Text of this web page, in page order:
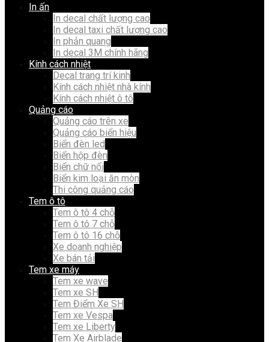
In ấn
In decal chất lượng cao
In decal taxi chất lượng cao
In phản quang
In decal 3M chính hãng
Kính cách nhiệt
Decal trang trí kinh
Kính cách nhiệt nhà kính
Kính cách nhiệt ô tô
Quảng cáo
Quảng cáo trên xe
Quảng cáo biển hiệu
Biển đèn led
Biển hộp đèn
Biển chữ nổi
Biển kim loại ăn mòn
Thi công quảng cáo
Tem ô tô
Tem ô tô 4 chỗ
Tem ô tô 7 chỗ
Tem ô tô 16 chỗ
Xe doanh nghiệp
Xe bán tải
Tem xe máy
Tem xe wave
Tem xe SH
Tem Điểm Xe SH
Tem xe Vespa
Tem xe Liberty
Tem Xe Airblade